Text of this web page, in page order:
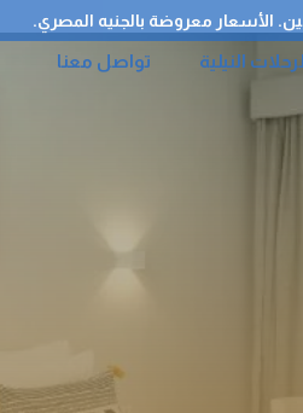
الأسعار معروضة بالجنيه المصري.
النيلية تواصل معنا